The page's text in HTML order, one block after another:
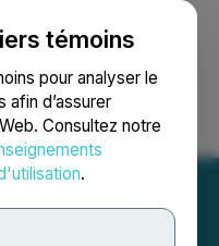
témoins
pour analyser le
d’assurer
Consultez notre
.
English